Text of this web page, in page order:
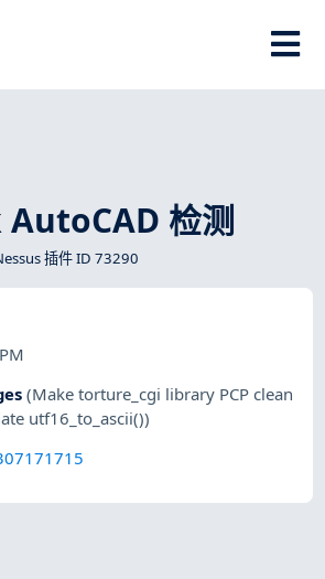
检测
插件 ID 73290
(Make torture_cgi library PCP clean
utf16_to_ascii())